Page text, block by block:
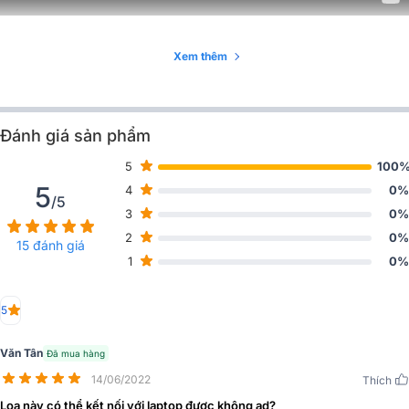
Cổng nguồn USB USB A (5V 1.5A)
Tiêu chuẩn IP67
tweeter với khả năng MEGA BASS. Loa Sony SRS-XG300 sở hữu
đầy đủ những yêu cần bạn cần thích hợp sử dụng phổ biến tại
những bữa tiệc, party, mang theo đi du lịch, picnic, dã ngoại...
Xem thêm
Đánh giá sản phẩm
5/5
15 đánh giá
5
4
0%
3
0%
2
0%
1
0%
5
Văn Tân Đã mua hàng
14/06/2022 Thích
Loa này có thể kết nối với laptop được không ad?